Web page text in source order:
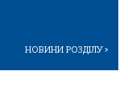
НОВИНИ РОЗДІЛУ>